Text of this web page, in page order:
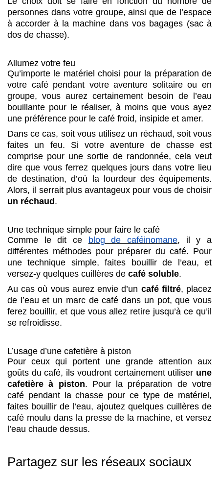
personnes dans votre groupe, ainsi que de l’espace
à accorder à la machine dans vos bagages (sac à
dos de chasse).
Allumez votre feu
Qu’importe le matériel choisi pour la préparation de
votre café pendant votre aventure solitaire ou en
groupe, vous aurez certainement besoin de l’eau
bouillante pour le réaliser, à moins que vous ayez
une préférence pour le café froid, insipide et amer.
Dans ce cas, soit vous utilisez un réchaud, soit vous
faites un feu. Si votre aventure de chasse est
comprise pour une sortie de randonnée, cela veut
dire que vous ferrez quelques jours dans votre lieu
de destination, d’où la lourdeur des équipements.
Alors, il serrait plus avantageux pour vous de choisir
un réchaud .
Une technique simple pour faire le café
Comme le dit ce
blog de caféinomane, il y a
différentes méthodes pour préparer du café. Pour
une technique simple, faites bouillir de l’eau, et
versez-y quelques cuillères de café soluble.
Au cas où vous aurez envie d’un café filtré, placez
de l’eau et un marc de café dans un pot, que vous
ferez bouillir, et que vous allez retire jusqu’à ce qu’il
se refroidisse.
L’usage d’une cafetière à piston
Pour ceux qui portent une grande attention aux
goûts du café, ils voudront certainement utiliser une
cafetière à piston. Pour la préparation de votre
café pendant la chasse pour ce type de matériel,
faites bouillir de l’eau, ajoutez quelques cuillères de
café moulu dans la presse de la machine, et versez
l’eau chaude dessus.
Partagez sur les réseaux sociaux